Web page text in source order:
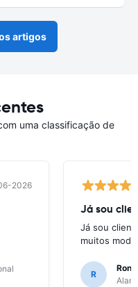
artigos
uma classificação de
2026
Já sou
Já sou
muitos
R